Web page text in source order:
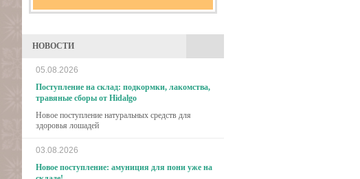
НОВОСТИ
05.08.2026
Поступление на склад: подкормки, лакомства,
травяные сборы от Hidalgo
Новое поступление натуральных средств для
здоровья лошадей
03.08.2026
Новое поступление: амуниция для пони уже на